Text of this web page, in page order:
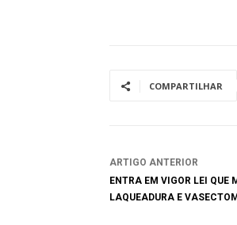
COMPARTILHAR
ARTIGO ANTERIOR
ENTRA EM VIGOR LEI QUE
LAQUEADURA E